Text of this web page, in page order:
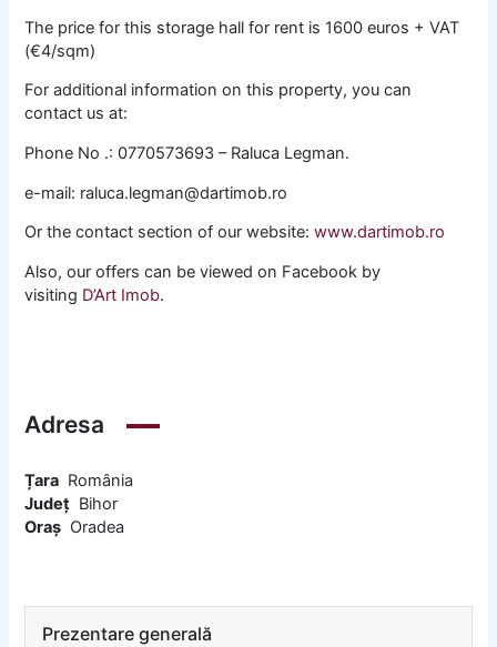
The price for this storage hall for rent is 1600 euros + VAT
(€4/sqm)
For additional information on this property, you can
contact us at:
Phone No .: 0770573693 – Raluca Legman.
e-mail: raluca.legman@dartimob.ro
Or the contact section of our website:www.dartimob.ro
Also, our offers can be viewed on Facebook by
visiting D’Art Imob.
Adresa
Țara România
Județ Bihor
Oraș Oradea
Prezentare generală